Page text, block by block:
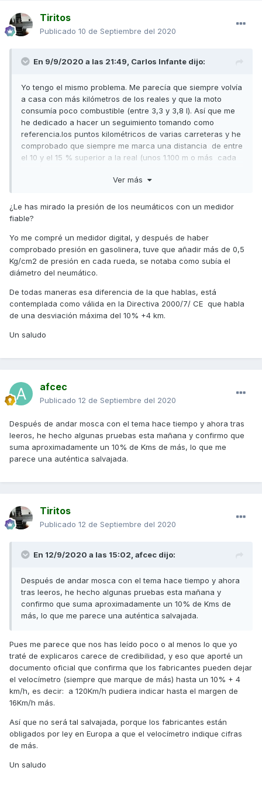
Tiritos
Publicado 10 de Septiembre del 2020
En 9/9/2020 a las 21:49, Carlos Infante dijo:
Yo tengo el mismo problema. Me parecía que siempre volvía
a casa con más kilómetros de los reales y que la moto
consumía poco combustible (entre 3,3 y 3,8 l). Así que me
he dedicado a hacer un seguimiento tomando como
referencia.los puntos kilométricos de varias carreteras y he
comprobado que siempre me marca una distancia de entre
el 10 y el 15 % superior a la real (unos 1.100 m o más cada
vender la moto ésta marcará más kilómetros que los que
segunda es que de cara a las revisiones y para que no
haya problemas con la garantía hay que llevarla al taller
próxima revisión, veremos si kymco se hace cargo del
problema. Por otra parte me parece exagerada la diferencia
entre lo que marca el velocímetro y la velocidad que
registra el GPG. En mi caso a 110 de marcador llevo una
esto último me da un poco igual pero lo anterior sí me
parece problemático.
Ver más
¿Le has mirado la presión de los neumáticos con un medidor
fiable?
Yo me compré un medidor digital, y después de haber
comprobado presión en gasolinera, tuve que añadir más de 0,5
Kg/cm2 de presión en cada rueda, se notaba como subía el
diámetro del neumático.
De todas maneras esa diferencia de la que hablas, está
contemplada como válida en la Directiva 2000/7/ CE que habla
de una desviación máxima del 10% +4 km.
Un saludo
afcec
Publicado 12 de Septiembre del 2020
Después de andar mosca con el tema hace tiempo y ahora tras
leeros, he hecho algunas pruebas esta mañana y confirmo que
suma aproximadamente un 10% de Kms de más, lo que me
parece una auténtica salvajada.
Tiritos
Publicado 12 de Septiembre del 2020
En 12/9/2020 a las 15:02, afcec dijo:
Después de andar mosca con el tema hace tiempo y ahora
tras leeros, he hecho algunas pruebas esta mañana y
confirmo que suma aproximadamente un 10% de Kms de
más, lo que me parece una auténtica salvajada.
Pues me parece que nos has leído poco o al menos lo que yo
traté de explicaros carece de credibilidad, y eso que aporté un
documento oficial que confirma que los fabricantes pueden dejar
el velocímetro (siempre que marque de más) hasta un 10% + 4
km/h, es decir: a 120Km/h pudiera indicar hasta el margen de
16Km/h más.
Así que no será tal salvajada, porque los fabricantes están
obligados por ley en Europa a que el velocímetro indique cifras
de más.
Un saludo